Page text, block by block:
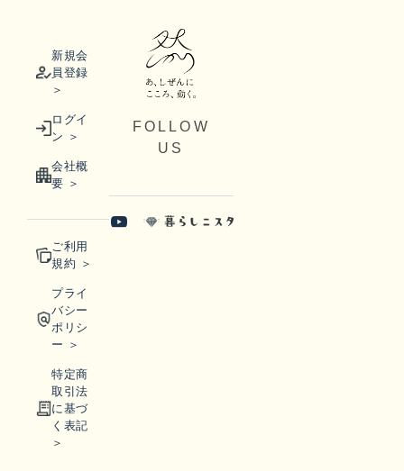
FOLLOW
US
新規会
員登録
＞
ログイ
ン ＞
会社概
要 ＞
ご利用
規約 ＞
プライ
バシー
ポリシ
ー ＞
特定商
取引法
に基づ
く表記
＞